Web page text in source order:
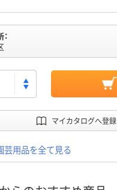
マイカタログへ登録
芸用品を全て見る